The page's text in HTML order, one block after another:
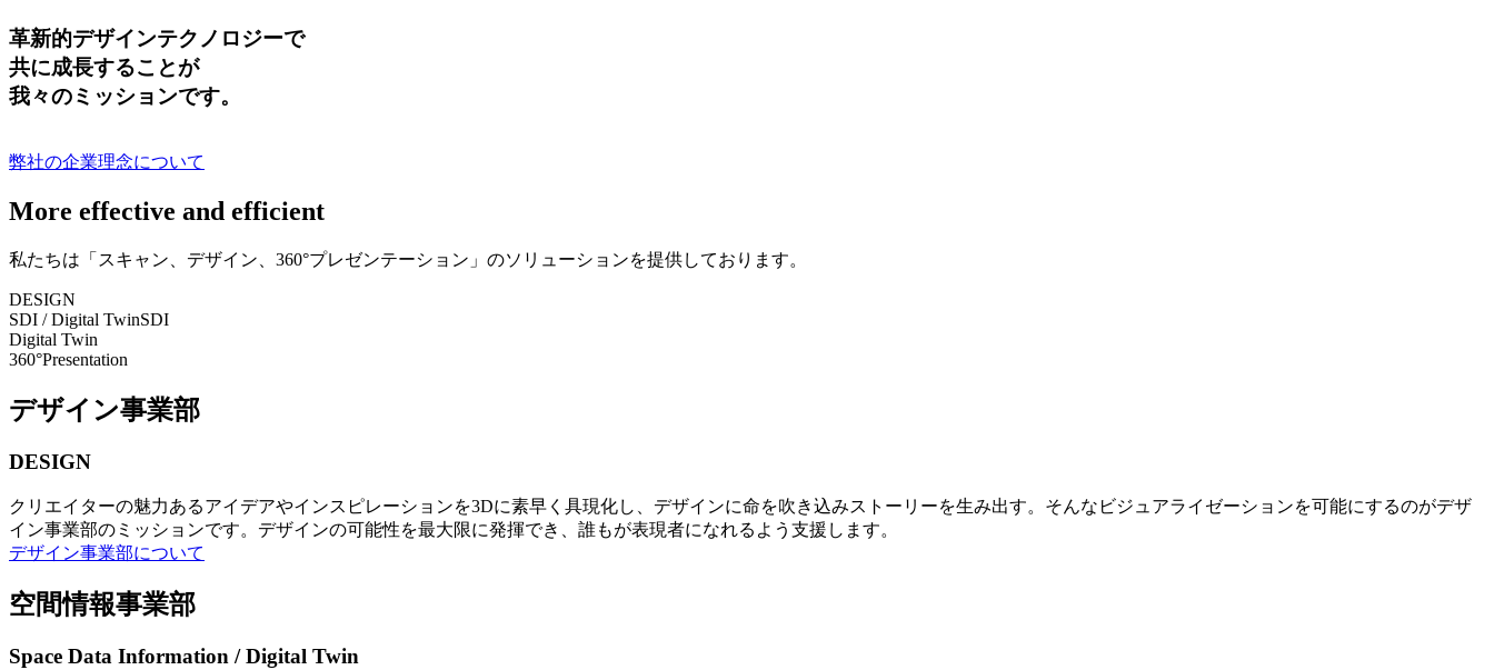
革新的デザインテクノロジーで
共に成長することが
我々のミッションです。
弊社の企業理念について
More effective and efficient
私たちは「スキャン、デザイン、360°プレゼンテーション」のソリューションを提供しております。
DESIGN
SDI / Digital TwinSDI
Digital Twin
360°Presentation
デザイン事業部
DESIGN
クリエイターの魅力あるアイデアやインスピレーションを3Dに素早く具現化し、デザインに命を吹き込みストーリーを生み出す。そんなビジュアライゼーションを可能にするのがデザ
イン事業部のミッションです。デザインの可能性を最大限に発揮でき、誰もが表現者になれるよう支援します。
デザイン事業部について
空間情報事業部
Space Data Information / Digital Twin